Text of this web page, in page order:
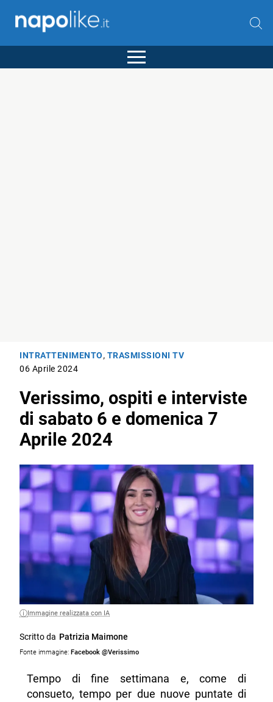
INTRATTENIMENTO, TRASMISSIONI TV
06 Aprile 2024
Verissimo, ospiti e interviste
di sabato 6 e domenica 7
Aprile 2024
Immagine realizzata con IA
Scritto da Patrizia Maimone
Fonte immagine: Facebook @Verissimo
Tempo di fine settimana e, come di
consueto, tempo per due nuove puntate di